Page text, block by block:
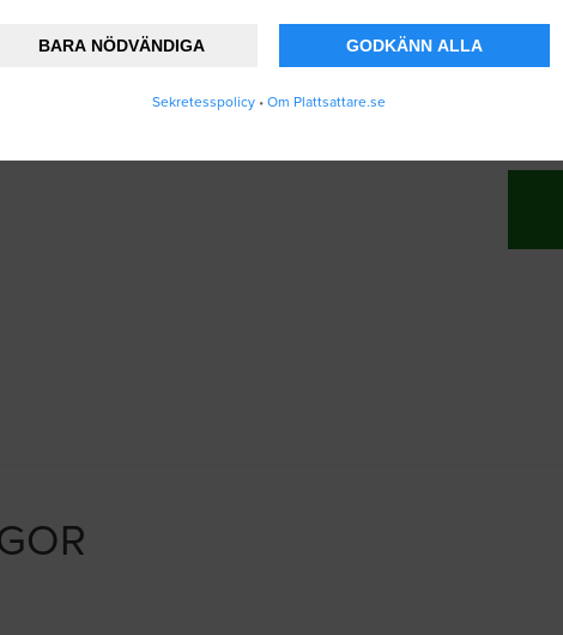
BARA NÖDVÄNDIGA GODKÄNN ALLA
Sekretesspolicy• Om Plattsattare.se
att Plattsattare.se lagrar och använder
.